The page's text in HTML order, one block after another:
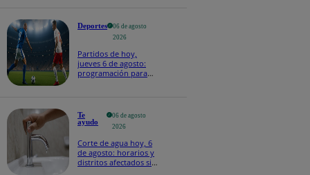
Deportes
06 de agosto
2026
Partidos de hoy,
jueves 6 de agosto:
programación para
Te
ayudo
06 de agosto
2026
Corte de agua hoy, 6
de agosto: horarios y
distritos afectados sin